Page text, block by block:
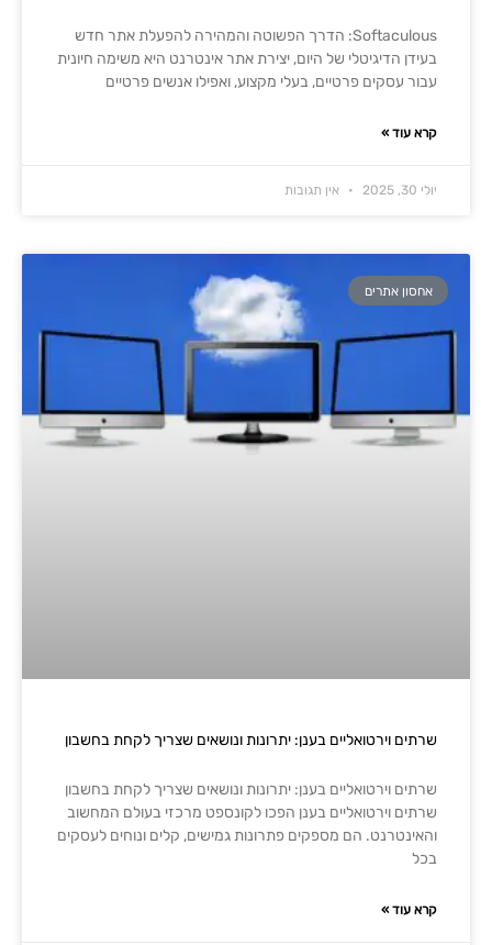
Softaculous: הדרך הפשוטה והמהירה להפעלת אתר חדש
בעידן הדיגיטלי של היום, יצירת אתר אינטרנט היא משימה חיונית
עבור עסקים פרטיים, בעלי מקצוע, ואפילו אנשים פרטיים
קרא עוד »
יולי 30, 2025 אין תגובות
אחסון אתרים
שרתים וירטואליים בענן: יתרונות ונושאים שצריך לקחת בחשבון
שרתים וירטואליים בענן: יתרונות ונושאים שצריך לקחת בחשבון
שרתים וירטואליים בענן הפכו לקונספט מרכזי בעולם המחשוב
והאינטרנט. הם מספקים פתרונות גמישים, קלים ונוחים לעסקים
בכל
קרא עוד »